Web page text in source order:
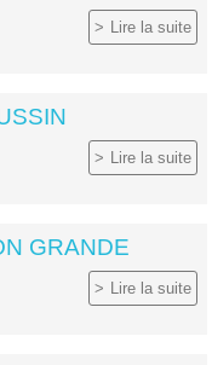
Lire la suite
Lire la suite
GRANDE
Lire la suite